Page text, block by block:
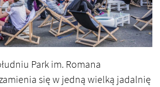
Park im. Romana
się w jedną wielką jadalnię